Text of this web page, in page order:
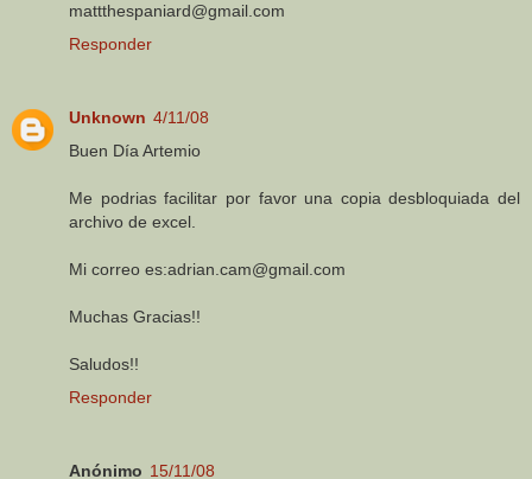
mattthespaniard@gmail.com
Responder
Unknown 4/11/08
Buen Día Artemio
Me podrias facilitar por favor una copia desbloquiada del
archivo de excel.
Mi correo es:adrian.cam@gmail.com
Muchas Gracias!!
Saludos!!
Responder
Anónimo 15/11/08